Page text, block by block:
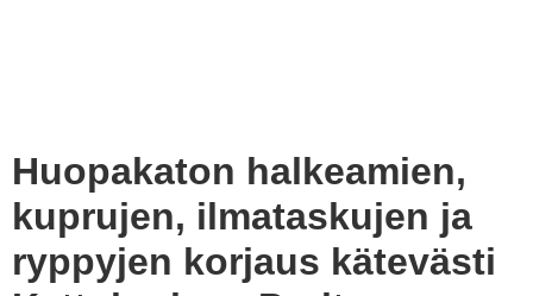
Huopakaton halkeamien,
kuprujen, ilmataskujen ja
ryppyjen korjaus kätevästi